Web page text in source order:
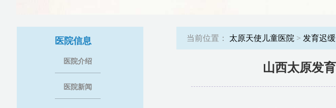
医院信息
医院介绍
医院新闻
当前位置： 太原天使儿童医院 > 发育迟缓
山西太原发